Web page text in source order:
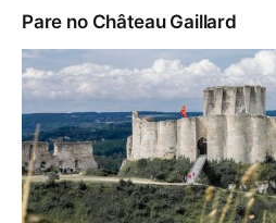
Pare no Château Gaillard